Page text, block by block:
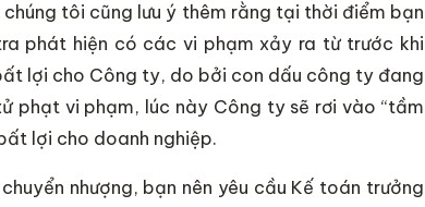
chúng tôi cũng lưu ý thêm rằng tại thời điểm bạn
phát hiện có các vi phạm xảy ra từ trước khi
lợi cho Công ty, do bởi con dấu công ty đang
phạt vi phạm, lúc này Công ty sẽ rơi vào “tầm
lợi cho doanh nghiệp.
nhượng, bạn nên yêu cầu Kế toán trưởng